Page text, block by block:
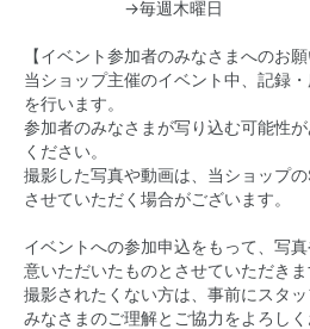
→毎週木曜日
【イベント参加者のみなさまへのお願
当ショップ主催のイベント中、記録
を行います。
参加者のみなさまが写り込む可能性
ください。
撮影した写真や動画は、当ショップ
させていただく場合がございます。
イベントへの参加申込をもって、写
意いただいたものとさせていただきま
撮影されたくない方は、事前にスタッ
みなさまのご理解とご協力をよろしく